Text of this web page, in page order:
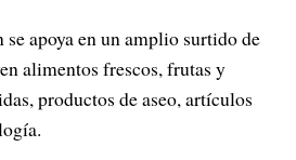
apoya en un amplio surtido de
alimentos frescos, frutas y
productos de aseo, artículos